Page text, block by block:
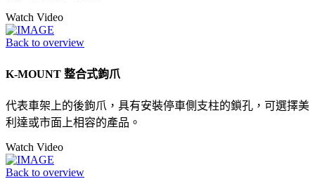
Watch Video
Back to overview
K-MOUNT 整合式鉤爪
代表車架上的後鉤爪，具有安裝停車側支柱的鎖孔，可選擇美
利達或市面上相容的產品。
Watch Video
Back to overview